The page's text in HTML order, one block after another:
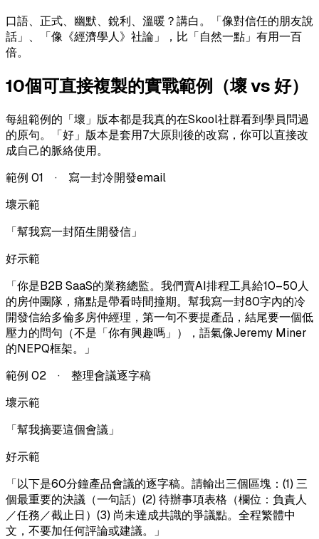
口語、正式、幽默、銳利、溫暖？講白。「像對信任的朋友說
話」、「像《經濟學人》社論」，比「自然一點」有用一百
倍。
10個可直接複製的實戰範例（壞 vs 好）
每組範例的「壞」版本都是我真的在Skool社群看到學員問過
的原句。「好」版本是套用7大原則後的改寫，你可以直接改
成自己的脈絡使用。
範例 01 · 寫一封冷開發email
壞示範
「幫我寫一封陌生開發信 」
好示範
「你是B2B SaaS的業務總監。我們賣AI排程工具給10–50人
的房仲團隊，痛點是帶看時間撞期。幫我寫一封80字內的冷
開發信給多倫多房仲經理，第一句不要提產品，結尾要一個低
壓力的問句（不是「你有興趣嗎」），語氣像Jeremy Miner
的NEPQ框架。
」
範例 02 · 整理會議逐字稿
壞示範
「幫我摘要這個會議 」
好示範
「以下是60分鐘產品會議的逐字稿。請輸出三個區塊：(1) 三
個最重要的決議（一句話）(2) 待辦事項表格（欄位：負責人
／任務／截止日）(3) 尚未達成共識的爭議點。全程繁體中
文，不要加任何評論或建議。
」